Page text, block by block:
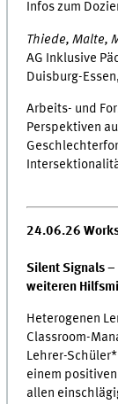
Infos zum
Thiede, Malte,
AG Inklusive
Duisburg-
Arbeits- und
Perspektiven
24.06.26
Silent Signals
weiteren
Heterogenen
Classroom-
Lehrer-
einem
allen